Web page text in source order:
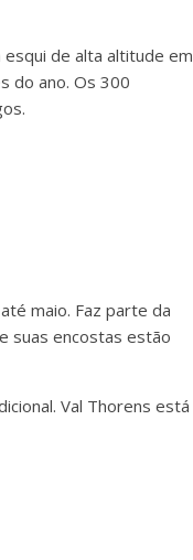
de alta altitude em
do ano. Os 300
maio. Faz parte da
suas encostas estão
Val Thorens está